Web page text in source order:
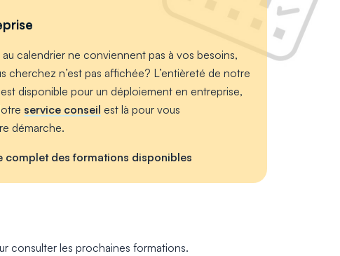
calendrier ne conviennent pas à vos besoins,
cherchez n’est pas affichée? L’entièreté de notre
disponible pour un déploiement en entreprise,
service conseil est là pour vous
démarche.
complet des formations disponibles
consulter les prochaines formations.